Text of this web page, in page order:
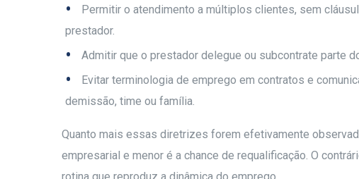
Permitir o atendimento a múltiplos clientes, sem
prestador.
Admitir que o prestador delegue ou subcontrate parte
Evitar terminologia de emprego em contratos e
demissão, time ou família.
Quanto mais essas diretrizes forem efetivamente
empresarial e menor é a chance de requalificação. O
rotina que reproduz a dinâmica do emprego.